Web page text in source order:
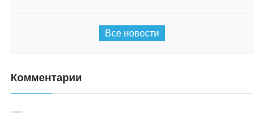
Все новости
Комментарии